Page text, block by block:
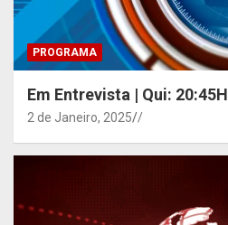
PROGRAMA
Em Entrevista | Qui: 20:45H
2 de Janeiro, 2025 /